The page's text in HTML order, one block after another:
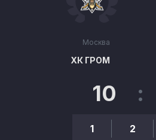
Москва
ХК ГРОМ
10 :
1 2